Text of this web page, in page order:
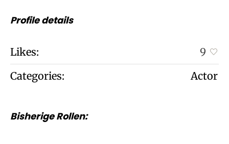
Profile details
Likes:
9
Categories:
Actor
Bisherige Rollen: